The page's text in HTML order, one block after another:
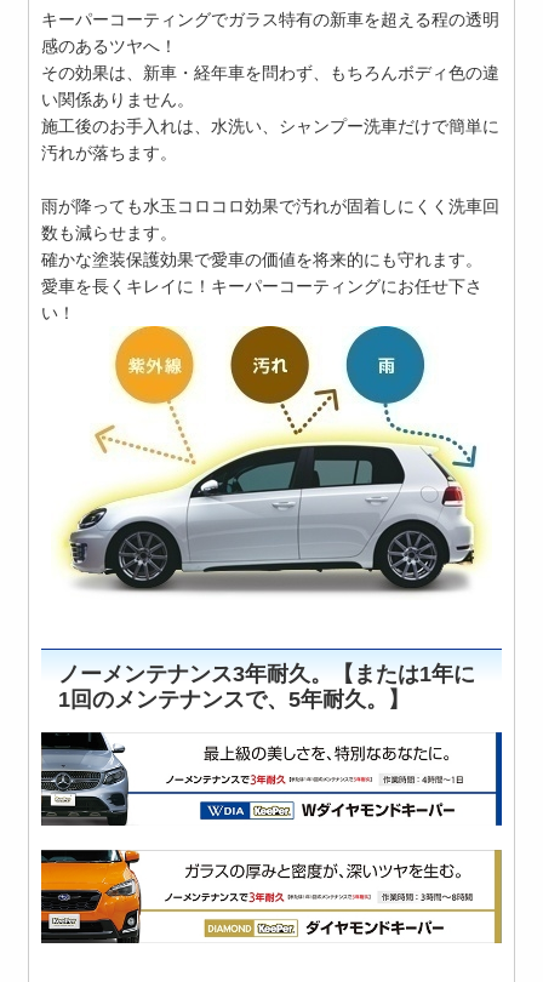
キーパーコーティングでガラス特有の新車を超える程の透明
感のあるツヤへ！
その効果は、新車・経年車を問わず、もちろんボディ色の違
い関係ありません。
施工後のお手入れは、水洗い、シャンプー洗車だけで簡単に
汚れが落ちます。
雨が降っても水玉コロコロ効果で汚れが固着しにくく洗車回
数も減らせます。
確かな塗装保護効果で愛車の価値を将来的にも守れます。
愛車を長くキレイに！キーパーコーティングにお任せ下さ
い！
ノーメンテナンス3年耐久。【または1年に
1回のメンテナンスで、5年耐久。】